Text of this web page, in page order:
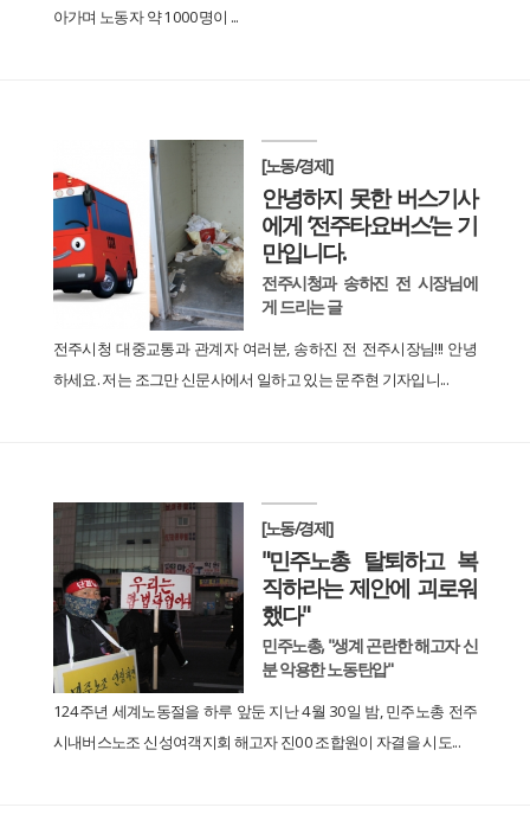
아가며 노동자 약 1000명이 ...
[노동/경제]
안녕하지 못한 버스기사
에게 ‘전주타요버스’는 기
만입니다.
전주시청과 송하진 전 시장님에
게 드리는 글
전주시청 대중교통과 관계자 여러분, 송하진 전 전주시장님!!! 안녕
하세요. 저는 조그만 신문사에서 일하고 있는 문주현 기자입니...
[노동/경제]
"민주노총 탈퇴하고 복
직하라는 제안에 괴로워
했다"
민주노총, "생계 곤란한 해고자 신
분 악용한 노동탄압"
124주년 세계노동절을 하루 앞둔 지난 4월 30일 밤, 민주노총 전주
시내버스노조 신성여객지회 해고자 진00 조합원이 자결을 시도...